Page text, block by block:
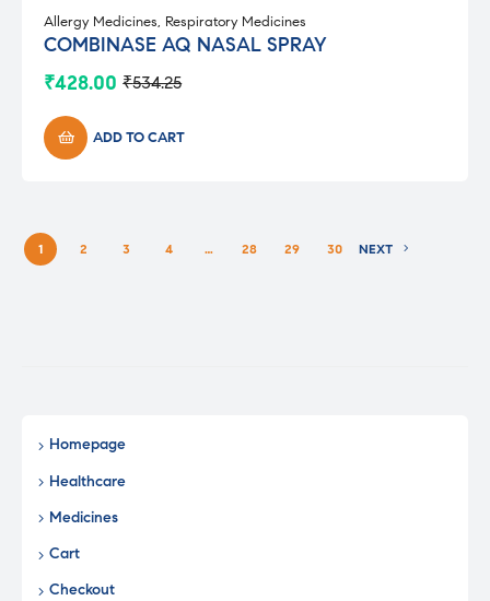
Allergy Medicines, Respiratory Medicines
COMBINASE AQ NASAL SPRAY
₹534.25
Original
was:
₹534.25.
₹428.00
Current
is:
₹428.00.ADD TO CART
1 2 3 4 … 28 29 30 NEXT
Homepage
Healthcare
Medicines
Cart
Checkout